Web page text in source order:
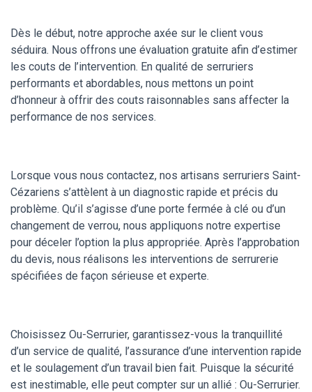
Dès le début, notre approche axée sur le client vous
séduira. Nous offrons une évaluation gratuite afin d’estimer
les couts de l’intervention. En qualité de serruriers
performants et abordables, nous mettons un point
d’honneur à offrir des couts raisonnables sans affecter la
performance de nos services.
Lorsque vous nous contactez, nos artisans serruriers Saint-
Cézariens s’attèlent à un diagnostic rapide et précis du
problème. Qu’il s’agisse d’une porte fermée à clé ou d’un
changement de verrou, nous appliquons notre expertise
pour déceler l’option la plus appropriée. Après l’approbation
du devis, nous réalisons les interventions de serrurerie
spécifiées de façon sérieuse et experte.
Choisissez Ou-Serrurier, garantissez-vous la tranquillité
d’un service de qualité, l’assurance d’une intervention rapide
et le soulagement d’un travail bien fait. Puisque la sécurité
est inestimable, elle peut compter sur un allié : Ou-Serrurier.